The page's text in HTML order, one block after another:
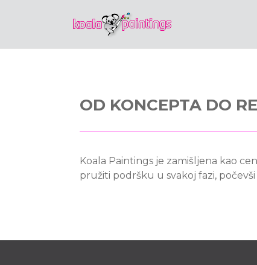
OD KONCEPTA DO
Koala Paintings je zamišljena kao
pružiti podršku u svakoj fazi,